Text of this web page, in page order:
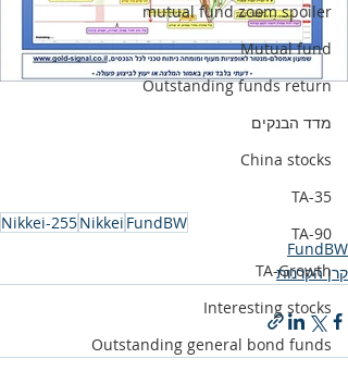
mutual fund zoom spoiler
Mutual fund
Outstanding funds return
מדד הבנקים
China stocks
TA-35
TA-90
TA-Growth
Interesting stocks
Outstanding general bond funds
FundBW
Nikkei
Nikkei-255
FundBW
קרן הקרנות